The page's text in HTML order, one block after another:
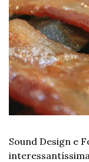
Sound Design e